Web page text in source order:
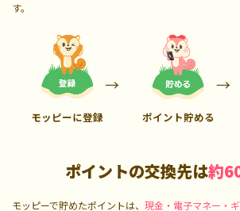
す。
モッピーに登録 ポイント貯める
ポイントの交換先は約
モッピーで貯めたポイントは、 現金・電子マネー・